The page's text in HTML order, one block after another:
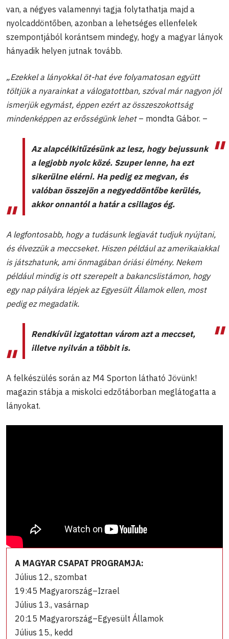
van, a négyes valamennyi tagja folytathatja majd a
nyolcaddöntőben, azonban a lehetséges ellenfelek
szempontjából korántsem mindegy, hogy a magyar lányok
hányadik helyen jutnak tovább.
„Ezekkel a lányokkal öt-hat éve folyamatosan együtt
töltjük a nyarainkat a válogatottban, szóval már nagyon jól
ismerjük egymást, éppen ezért az összeszokottság
mindenképpen az erősségünk lehet – mondta Gábor. –
Az alapcélkitűzésünk az lesz, hogy bejussunk
a legjobb nyolc közé. Szuper lenne, ha ezt
sikerülne elérni. Ha pedig ez megvan, és
valóban összejön a negyeddöntőbe kerülés,
akkor onnantól a határ a csillagos ég.
A legfontosabb, hogy a tudásunk legjavát tudjuk nyújtani,
és élvezzük a meccseket. Hiszen például az amerikaiakkal
is játszhatunk, ami önmagában óriási élmény. Nekem
például mindig is ott szerepelt a bakancslistámon, hogy
egy nap pályára lépjek az Egyesült Államok ellen, most
pedig ez megadatik.
Rendkívül izgatottan várom azt a meccset,
illetve nyilván a többit is.
A felkészülés során az M4 Sporton látható Jövünk!
magazin stábja a miskolci edzőtáborban meglátogatta a
lányokat.
A MAGYAR CSAPAT PROGRAMJA:
Július 12., szombat
19:45 Magyarország–Izrael
Július 13., vasárnap
20:15 Magyarország–Egyesült Államok
Július 15., kedd